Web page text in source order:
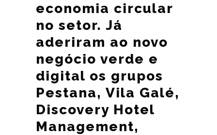
economia circular
no setor. Já
aderiram ao novo
negócio verde e
digital os grupos
Pestana, Vila Galé,
Discovery Hotel
Management,